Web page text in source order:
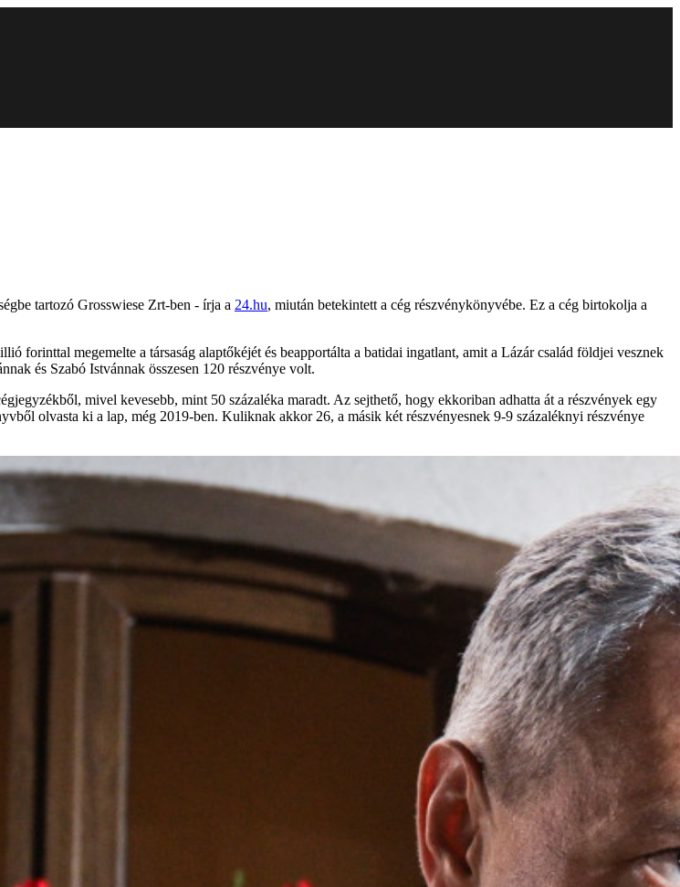
tartozó Grosswiese Zrt-ben - írja a 24.hu, miután betekintett a cég részvénykönyvébe. Ez a cég birtokolja a
forinttal megemelte a társaság alaptőkéjét és beapportálta a batidai ingatlant, amit a Lázár család földjei vesznek
és Szabó Istvánnak összesen 120 részvénye volt.
mivel kevesebb, mint 50 százaléka maradt. Az sejthető, hogy ekkoriban adhatta át a részvények egy
olvasta ki a lap, még 2019-ben. Kuliknak akkor 26, a másik két részvényesnek 9-9 százaléknyi részvénye